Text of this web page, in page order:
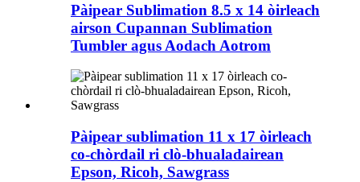
Pàipear Sublimation 8.5 x 14 òirleach
airson Cupannan Sublimation
Tumbler agus Aodach Aotrom
Pàipear sublimation 11 x 17 òirleach
co-chòrdail ri clò-bhualadairean
Epson, Ricoh, Sawgrass